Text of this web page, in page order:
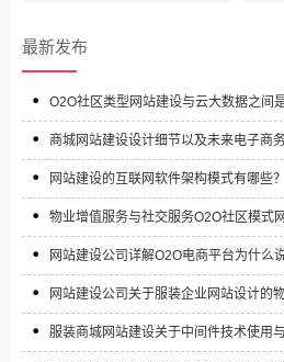
最新发布
O2O社区类型网站建设与云大数据之间
商城网站建设设计细节以及未来电子商
网站建设的互联网软件架构模式有哪些？
物业增值服务与社交服务O2O社区模式
网站建设公司详解O2O电商平台为什么
网站建设公司关于服装企业网站设计的
服装商城网站建设关于中间件技术使用